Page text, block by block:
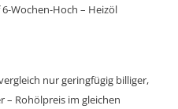
6-Wochen-Hoch – Heizöl
nur geringfügig billiger,
– Rohölpreis im gleichen